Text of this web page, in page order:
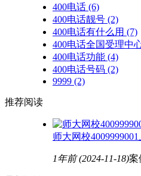
400电话 (6)
400电话靓号 (2)
400电话有什么用 (7)
400电话全国受理中
400电话功能 (4)
400电话号码 (2)
9999 (2)
推荐阅读
师大网校
1年前(2024-11-18)案